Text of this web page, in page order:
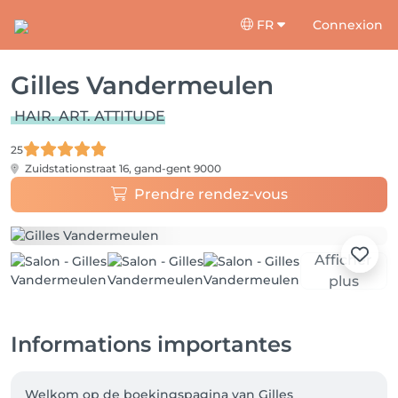
FR Connexion
Gilles Vandermeulen
HAIR. ART. ATTITUDE
25
Zuidstationstraat 16, gand-gent 9000
Prendre rendez-vous
Afficher
plus
Informations importantes
Welkom op de boekingspagina van Gilles